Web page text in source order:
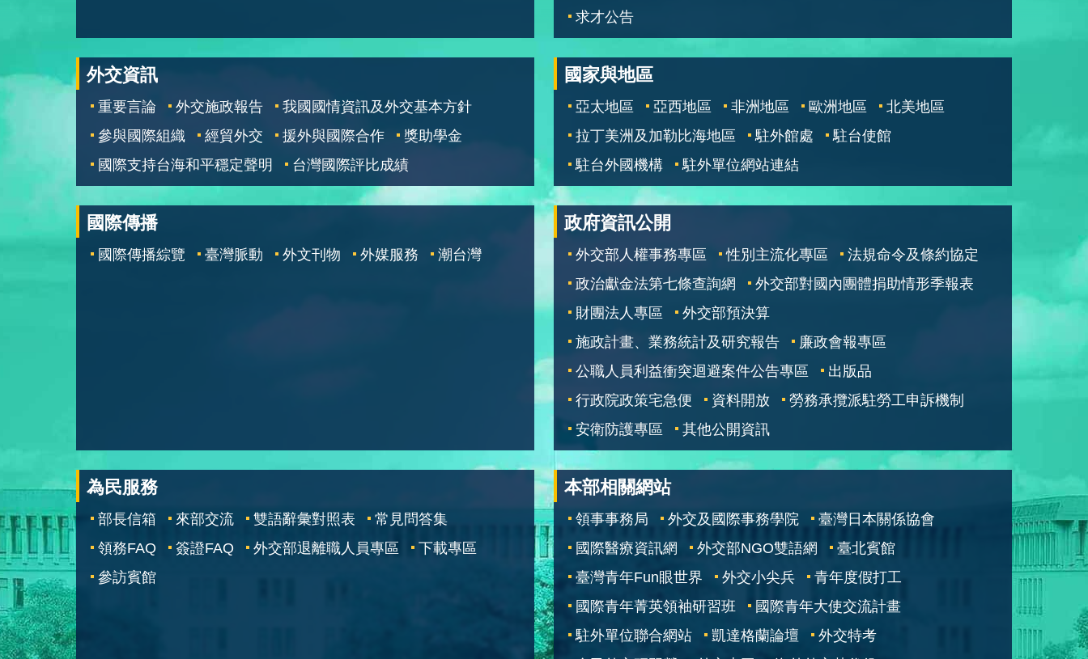
求才公告
外交資訊
重要言論 外交施政報告
我國國情資訊及外交基本方針
參與國際組織
經貿外交 援外與國際合作
獎助學金
國際支持台海和平穩定聲明
台灣國際評比成績
國家與地區
亞太地區 亞西地區 非洲地區 歐洲地區
北美地區
拉丁美洲及加勒比海地區
駐外館處
駐台使館
駐台外國機構
駐外單位網站連結
國際傳播
國際傳播綜覽 臺灣脈動 外文刊物 外媒服務 潮台灣
政府資訊公開
外交部人權事務專區 性別主流化專區
法規命令及條約協定
政治獻金法第七條查詢網
外交部對國內團體捐助情形季報表
財團法人專區
外交部預決算
施政計畫、業務統計及研究報告
廉政會報專區
公職人員利益衝突迴避案件公告專區
出版品
行政院政策宅急便
資料開放
勞務承攬派駐勞工申訴機制
安衛防護專區
其他公開資訊
為民服務
部長信箱 來部交流 雙語辭彙對照表
常見問答集
領務FAQ
簽證FAQ 外交部退離職人員專區
下載專區
參訪賓館
本部相關網站
領事事務局 外交及國際事務學院
臺灣日本關係協會
國際醫療資訊網
外交部NGO雙語網
臺北賓館
臺灣青年Fun眼世界
外交小尖兵
青年度假打工
國際青年菁英領袖研習班
國際青年大使交流計畫
駐外單位聯合網站
凱達格蘭論壇
外交特考